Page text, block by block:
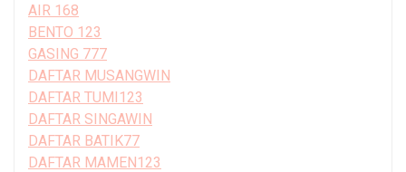
AIR 168
BENTO 123
GASING 777
DAFTAR MUSANGWIN
DAFTAR TUMI123
DAFTAR SINGAWIN
DAFTAR BATIK77
DAFTAR MAMEN123